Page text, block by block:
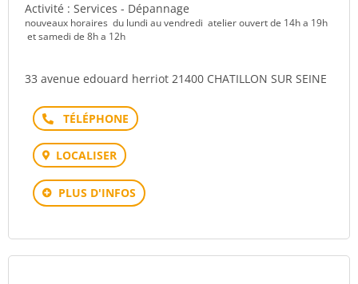
Activité : Services - Dépannage
nouveaux horaires du lundi au vendredi atelier ouvert de 14h a 19h
et samedi de 8h a 12h
33 avenue edouard herriot 21400 CHATILLON SUR SEINE
Téléphone
LOCALISER
PLUS D'INFOS